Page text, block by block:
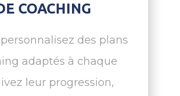
COACHING
des plans
adaptés à chaque
leur progression,